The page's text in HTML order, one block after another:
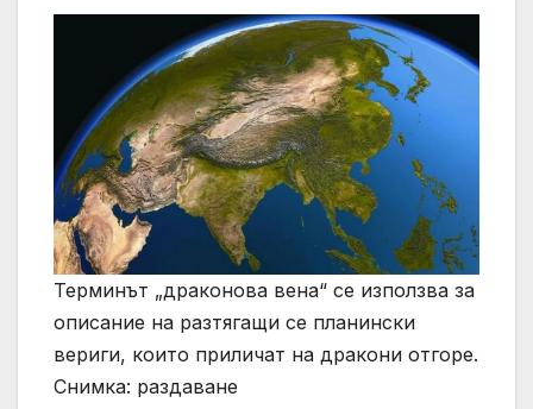
Терминът „драконова вена“ се използва за
описание на разтягащи се планински
вериги, които приличат на дракони отгоре.
Снимка: раздаване